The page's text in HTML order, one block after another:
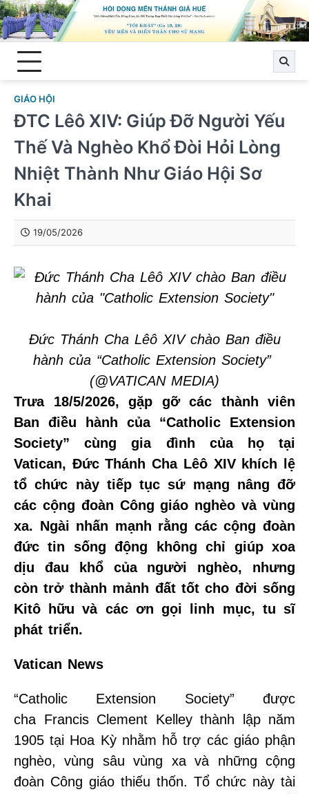
Skip
to
content
GIÁO HỘI
ĐTC Lêô XIV: Giúp Đỡ Người Yếu
Thế Và Nghèo Khổ Đòi Hỏi Lòng
Nhiệt Thành Như Giáo Hội Sơ
Khai
19/05/2026
Đức Thánh Cha Lêô XIV chào Ban điều
hành của “Catholic Extension Society”
(@VATICAN MEDIA)
Trưa 18/5/2026, gặp gỡ các thành viên
Ban điều hành của “Catholic Extension
Society” cùng gia đình của họ tại
Vatican, Đức Thánh Cha Lêô XIV khích lệ
tổ chức này tiếp tục sứ mạng nâng đỡ
các cộng đoàn Công giáo nghèo và vùng
xa. Ngài nhấn mạnh rằng các cộng đoàn
đức tin sống động không chỉ giúp xoa
dịu đau khổ của người nghèo, nhưng
còn trở thành mảnh đất tốt cho đời sống
Kitô hữu và các ơn gọi linh mục, tu sĩ
phát triển.
Vatican News
“Catholic Extension Society” được
cha Francis Clement Kelley thành lập năm
1905 tại Hoa Kỳ nhằm hỗ trợ các giáo phận
nghèo, vùng sâu vùng xa và những cộng
đoàn Công giáo thiếu thốn. Tổ chức này tài